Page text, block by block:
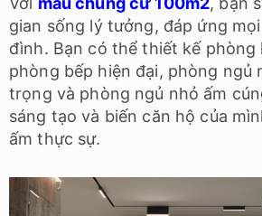
gian sống lý tưởng, đáp ứng
đình. Bạn có thể thiết kế phòng
phòng bếp hiện đại, phòng ngủ
trọng và phòng ngủ nhỏ ấm
sáng tạo và biến căn hộ của
ấm thực sự.